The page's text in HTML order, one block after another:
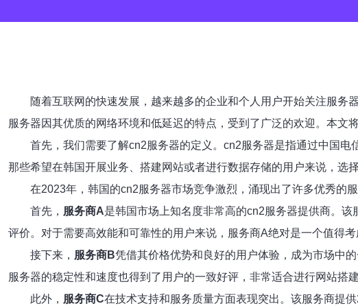
随着互联网的快速发展，越来越多的企业和个人用户开始关注服
服务器因其优质的网络环境和低延迟的特点，受到了广泛的欢迎。本文
首先，我们需要了解cn2服务器的定义。cn2服务器是指通过中国
那些希望在韩国开展业务、搭建网站或者进行数据存储的用户来说，选
在2023年，韩国的cn2服务器市场竞争激烈，涌现出了许多优秀的
首先， 服务商A是韩国市场上知名度非常高的cn2服务器提供商。
评价。对于需要高效能和可靠性的用户来说，服务商A绝对是一个值得考
接下来， 服务商B凭借其价格优势和良好的用户体验，成为市场中
服务器的稳定性和速度也得到了用户的一致好评，非常适合进行网站搭建
此外， 服务商C在技术支持和服务质量方面表现突出。该服务商提